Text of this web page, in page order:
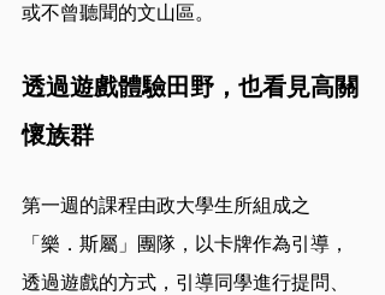
或不曾聽聞的文山區。
透過遊戲體驗田野，也看見高關
懷族群
第一週的課程由政大學生所組成之
「樂．斯屬」團隊，以卡牌作為引導，
透過遊戲的方式，引導同學進行提問、